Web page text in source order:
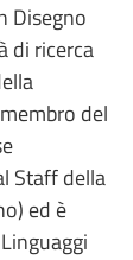
Disegno
di ricerca
del
Staff della
ed è